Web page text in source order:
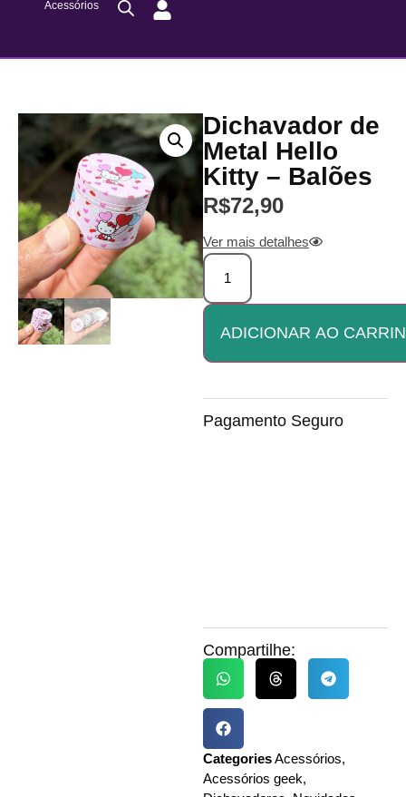
Acessórios
Dichavador de
Metal Hello
Kitty – Balões
R$72,90
Pagamento Seguro
Compartilhe:
CategoriesAcessórios,
Acessórios geek,
Ver mais detalhes
ADICIONAR AO